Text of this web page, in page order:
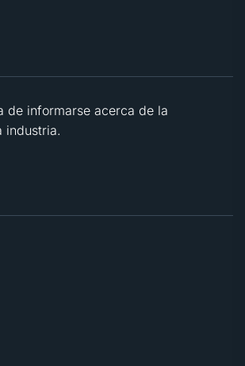
de informarse acerca de la
industria.